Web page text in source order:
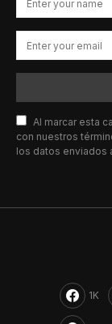
Al marcar esta
con nuestros
los datos enviados
1K